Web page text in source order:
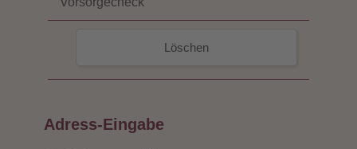
Löschen
Adress-Eingabe